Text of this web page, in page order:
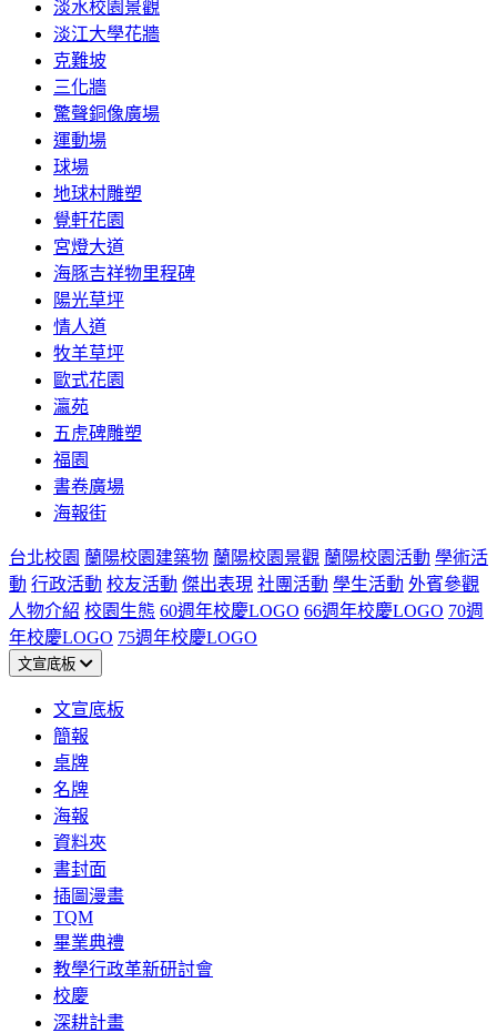
淡水校園景觀
淡江大學花牆
克難坡
三化牆
驚聲銅像廣場
運動場
球場
地球村雕塑
覺軒花園
宮燈大道
海豚吉祥物里程碑
陽光草坪
情人道
牧羊草坪
歐式花園
瀛苑
五虎碑雕塑
福園
書卷廣場
海報街
台北校園 蘭陽校園建築物 蘭陽校園景觀 蘭陽校園活動 學術活
動 行政活動 校友活動 傑出表現 社團活動 學生活動 外賓參觀
人物介紹 校園生態 60週年校慶LOGO 66週年校慶LOGO 70週
年校慶LOGO 75週年校慶LOGO
文宣底板
文宣底板
簡報
桌牌
名牌
海報
資料夾
書封面
插圖漫畫
TQM
畢業典禮
教學行政革新研討會
校慶
深耕計畫